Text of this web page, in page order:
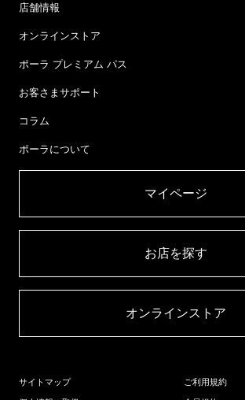
店舗情報
オンラインストア
ポーラ プレミアム パス
お客さまサポート
コラム
ポーラについて
マイページ​
お店を探す​
オンラインストア​
サイトマップ ご利用規約